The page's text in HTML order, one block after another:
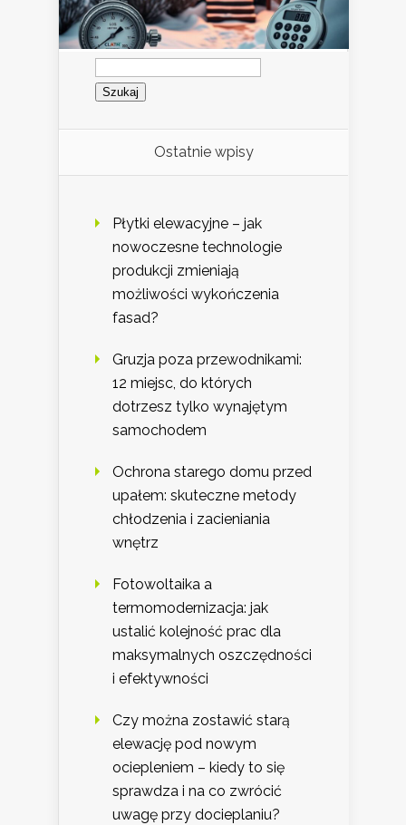
Szukaj:
Ostatnie wpisy
Płytki elewacyjne – jak
nowoczesne technologie
produkcji zmieniają
możliwości wykończenia
fasad?
Gruzja poza przewodnikami:
12 miejsc, do których
dotrzesz tylko wynajętym
samochodem
Ochrona starego domu przed
upałem: skuteczne metody
chłodzenia i zacieniania
wnętrz
Fotowoltaika a
termomodernizacja: jak
ustalić kolejność prac dla
maksymalnych oszczędności
i efektywności
Czy można zostawić starą
elewację pod nowym
ociepleniem – kiedy to się
sprawdza i na co zwrócić
uwagę przy docieplaniu?